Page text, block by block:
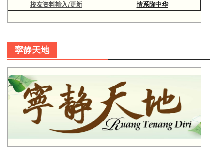
校友资料输入/更新 情系隆中华
寜静天地